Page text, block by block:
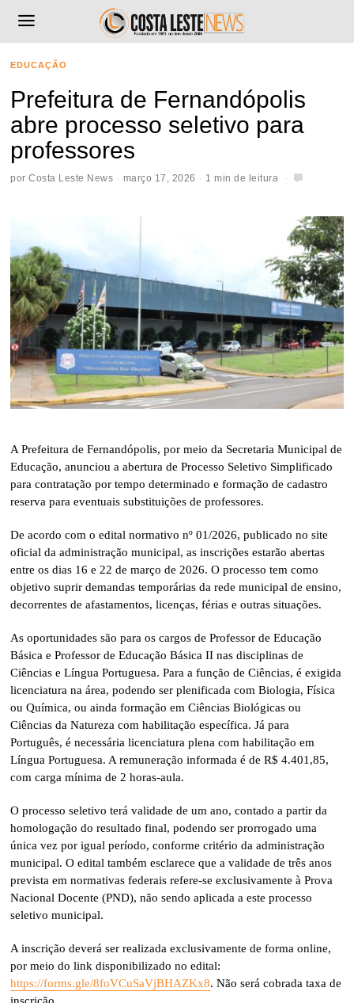
EDUCAÇÃO
Prefeitura de Fernandópolis
abre processo seletivo para
professores
porCosta Leste News março 17, 2026 1 min de leitura
A Prefeitura de Fernandópolis, por meio da Secretaria Municipal de
Educação, anunciou a abertura de Processo Seletivo Simplificado
para contratação por tempo determinado e formação de cadastro
reserva para eventuais substituições de professores.
De acordo com o edital normativo nº 01/2026, publicado no site
oficial da administração municipal, as inscrições estarão abertas
entre os dias 16 e 22 de março de 2026. O processo tem como
objetivo suprir demandas temporárias da rede municipal de ensino,
decorrentes de afastamentos, licenças, férias e outras situações.
As oportunidades são para os cargos de Professor de Educação
Básica e Professor de Educação Básica II nas disciplinas de
Ciências e Língua Portuguesa. Para a função de Ciências, é exigida
licenciatura na área, podendo ser plenificada com Biologia, Física
ou Química, ou ainda formação em Ciências Biológicas ou
Ciências da Natureza com habilitação específica. Já para
Português, é necessária licenciatura plena com habilitação em
Língua Portuguesa. A remuneração informada é de R$ 4.401,85,
com carga mínima de 2 horas-aula.
O processo seletivo terá validade de um ano, contado a partir da
homologação do resultado final, podendo ser prorrogado uma
única vez por igual período, conforme critério da administração
municipal. O edital também esclarece que a validade de três anos
prevista em normativas federais refere-se exclusivamente à Prova
Nacional Docente (PND), não sendo aplicada a este processo
seletivo municipal.
A inscrição deverá ser realizada exclusivamente de forma online,
por meio do link disponibilizado no edital:
https://forms.gle/8foVCuSaVjBHAZKx8. Não será cobrada taxa de